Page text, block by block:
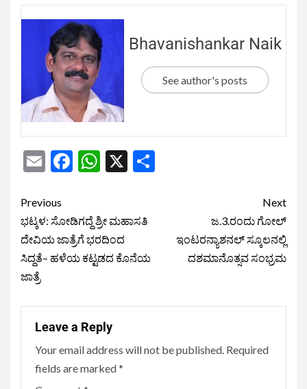
Bhavanishankar Naik
See author's posts
EmailFacebook
WhatsApp
X
Previous
ಭಟ್ಕಳ: ಸೋಡಿಗದ್ದೆ ಶ್ರೀ ಮಹಾಸತಿ
ದೇವಿಯ ಜಾತ್ರೆಗೆ ಭರದಿಂದ
ಸಿದ್ದತೆ– ಹಳೆಯ ಕಟ್ಟಡದ ಕೊನೆಯ
ಜಾತ್ರೆ
Next
ಜ.3.ರಂದು ಗೋಲ್
ಇಂಟರನ್ಯಾಶನಲ್ ಸ್ಕೂಲನಲ್ಲಿ
ದಶಮಾನೊತ್ಸವ ಸಂಭ್ರಮ
Leave a Reply
Your email address will not be published. Required
fields are marked*